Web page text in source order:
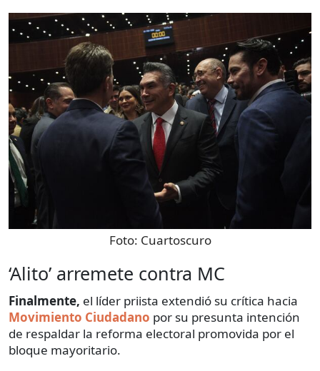
Foto: Cuartoscuro
‘Alito’ arremete contra MC
Finalmente, el líder priista extendió su crítica hacia
Movimiento Ciudadano por su presunta intención
de respaldar la reforma electoral promovida por el
bloque mayoritario.